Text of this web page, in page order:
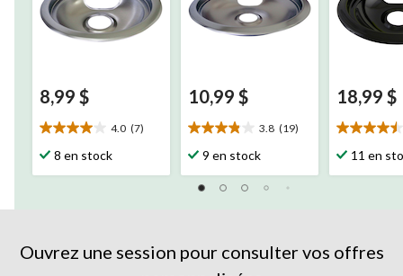
8,99 $
4.0 (7)
4.0
étoile(s)
8 en stock
10,99 $
3.8 (19)
3.8
étoile(s)
5.
9 en stock
18,99 $
4.5
étoile(s)
11 en
Ouvrez une session pour consulter vos offres